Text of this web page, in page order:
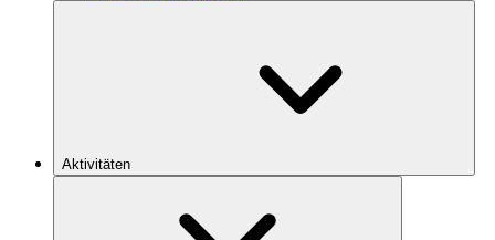
Aktivitäten